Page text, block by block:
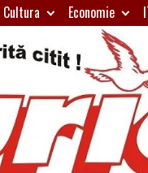
Cultura Economie